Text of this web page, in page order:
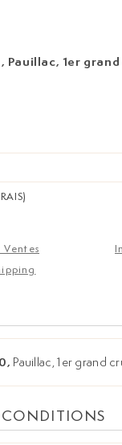
Pauillac, 1er grand
CONDITIONS